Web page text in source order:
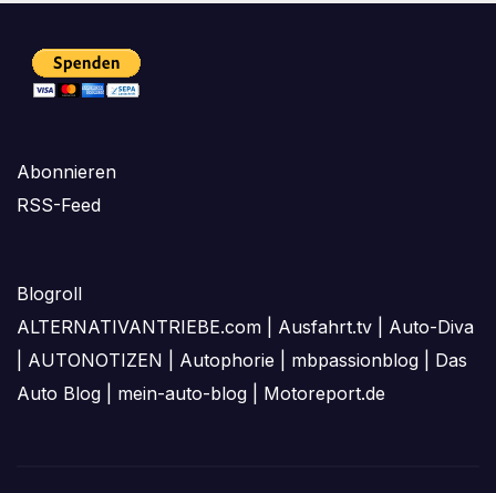
Abonnieren
RSS-Feed
Blogroll
ALTERNATIVANTRIEBE.com
Ausfahrt.tv
Auto-Diva
AUTONOTIZEN Autophorie mbpassionblog
Das
Auto Blog
mein-auto-blog Motoreport.de